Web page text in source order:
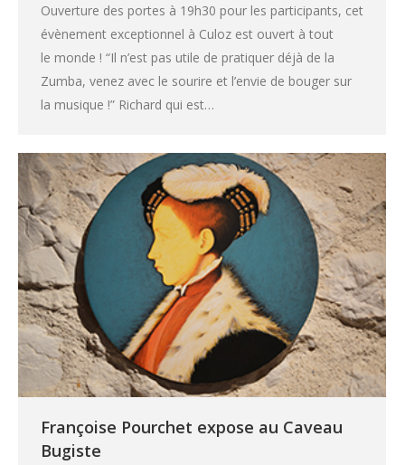
Ouverture des portes à 19h30 pour les participants, cet
évènement exceptionnel à Culoz est ouvert à tout
le monde ! “Il n’est pas utile de pratiquer déjà de la
Zumba, venez avec le sourire et l’envie de bouger sur
la musique !” Richard qui est…
Françoise Pourchet expose au Caveau
Bugiste